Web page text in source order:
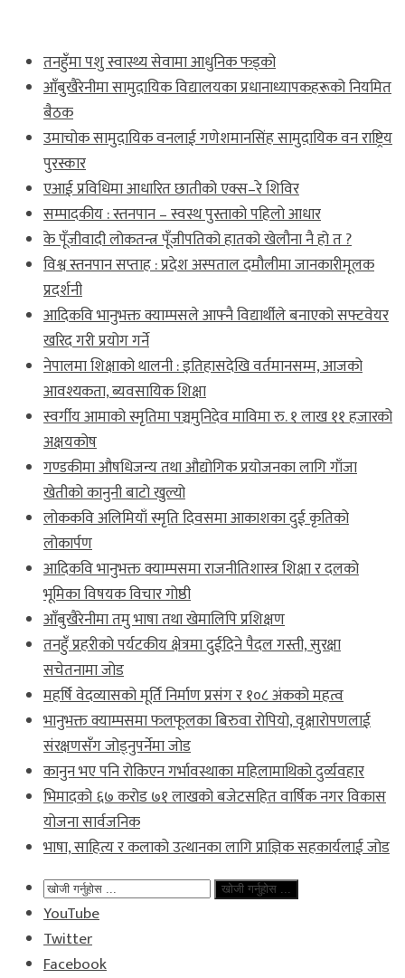
तनहुँमा पशु स्वास्थ्य सेवामा आधुनिक फड्को
आँबुखैरेनीमा सामुदायिक विद्यालयका प्रधानाध्यापकहरूको नियमित
बैठक
उमाचोक सामुदायिक वनलाई गणेशमानसिंह सामुदायिक वन राष्ट्रिय
पुरस्कार
एआई प्रविधिमा आधारित छातीको एक्स–रे शिविर
सम्पादकीय : स्तनपान – स्वस्थ पुस्ताको पहिलो आधार
के पूँजीवादी लोकतन्त्र पूँजीपतिको हातको खेलौना नै हो त ?
विश्व स्तनपान सप्ताह : प्रदेश अस्पताल दमौलीमा जानकारीमूलक
प्रदर्शनी
आदिकवि भानुभक्त क्याम्पसले आफ्नै विद्यार्थीले बनाएको सफ्टवेयर
खरिद गरी प्रयोग गर्ने
नेपालमा शिक्षाको थालनी : इतिहासदेखि वर्तमानसम्म, आजको
आवश्यकता, ब्यवसायिक शिक्षा
स्वर्गीय आमाको स्मृतिमा पञ्चमुनिदेव माविमा रु. १ लाख ११ हजारको
अक्षयकोष
गण्डकीमा औषधिजन्य तथा औद्योगिक प्रयोजनका लागि गाँजा
खेतीको कानुनी बाटो खुल्यो
लोककवि अलिमियाँ स्मृति दिवसमा आकाशका दुई कृतिको
लोकार्पण
आदिकवि भानुभक्त क्याम्पसमा राजनीतिशास्त्र शिक्षा र दलको
भूमिका विषयक विचार गोष्ठी
आँबुखैरेनीमा तमु भाषा तथा खेमालिपि प्रशिक्षण
तनहुँ प्रहरीको पर्यटकीय क्षेत्रमा दुईदिने पैदल गस्ती, सुरक्षा
सचेतनामा जोड
महर्षि वेदव्यासको मूर्ति निर्माण प्रसंग र १०८ अंकको महत्व
भानुभक्त क्याम्पसमा फलफूलका बिरुवा रोपियो, वृक्षारोपणलाई
संरक्षणसँग जोड्नुपर्नेमा जोड
कानुन भए पनि रोकिएन गर्भावस्थाका महिलामाथिको दुर्व्यवहार
भिमादको ६७ करोड ७१ लाखको बजेटसहित वार्षिक नगर विकास
योजना सार्वजनिक
भाषा, साहित्य र कलाको उत्थानका लागि प्राज्ञिक सहकार्यलाई जोड
खोजी गर्नुहोस ...
YouTube
Twitter
Facebook